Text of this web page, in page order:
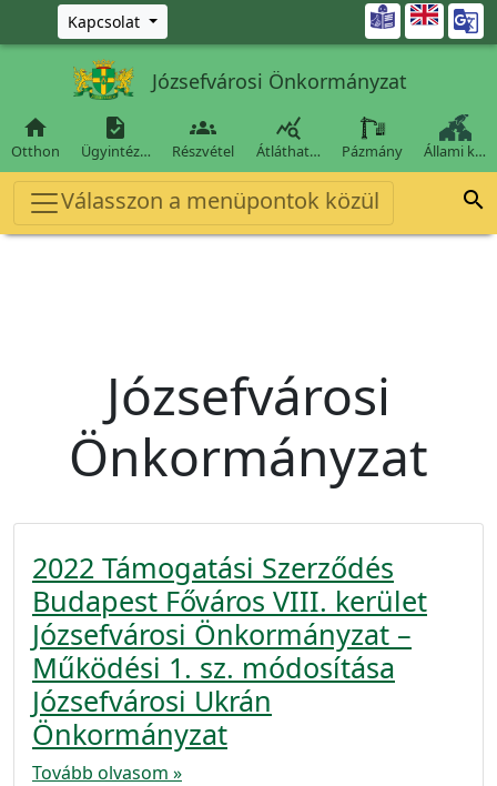
Ugrás a fő tartalomra
Kapcsolat 
Józsefvárosi Önkormányzat

Otthon

Ügyintéz…

Részvétel

Átláthat… Pázmány Állami k…
Válasszon a menüpontok közül 
Józsefvárosi
Önkormányzat
2022 Támogatási Szerződés
Budapest Főváros VIII. kerület
Józsefvárosi Önkormányzat –
Működési 1. sz. módosítása
Józsefvárosi Ukrán
Önkormányzat
Tovább olvasom »